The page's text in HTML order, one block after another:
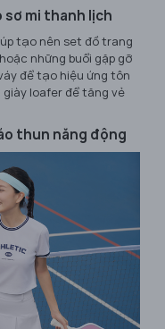
sơ mi thanh lịch
tạo nên set đồ trang
những buổi gặp gỡ
để tạo hiệu ứng tôn
loafer để tăng vẻ
thun năng động